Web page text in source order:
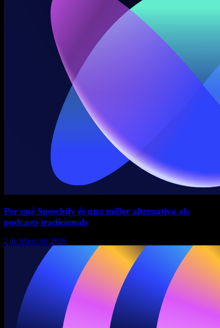
Per què Speechify és una millor alternativa als
podcasts tradicionals
2 de febrer del 2026